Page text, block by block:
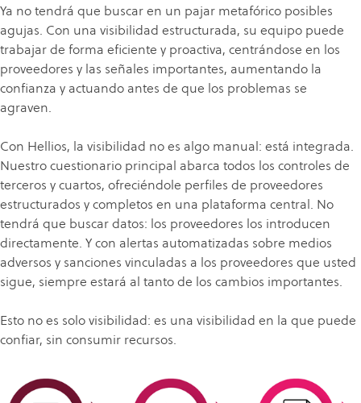
Ya no tendrá que buscar en un pajar metafórico posibles
agujas. Con una visibilidad estructurada, su equipo puede
trabajar de forma eficiente y proactiva, centrándose en los
proveedores y las señales importantes, aumentando la
confianza y actuando antes de que los problemas se
agraven.
Con Hellios, la visibilidad no es algo manual: está integrada.
Nuestro cuestionario principal abarca todos los controles de
terceros y cuartos, ofreciéndole perfiles de proveedores
estructurados y completos en una plataforma central. No
tendrá que buscar datos: los proveedores los introducen
directamente. Y con alertas automatizadas sobre medios
adversos y sanciones vinculadas a los proveedores que usted
sigue, siempre estará al tanto de los cambios importantes.
Esto no es solo visibilidad: es una visibilidad en la que puede
confiar, sin consumir recursos.